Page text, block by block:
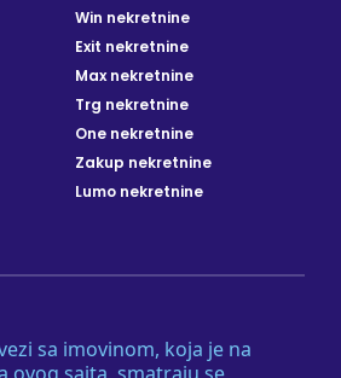
sa imovinom, koja je na
Win nekretnine
Exit nekretnine
Max nekretnine
Trg nekretnine
One nekretnine
Zakup nekretnine
Lumo nekretnine